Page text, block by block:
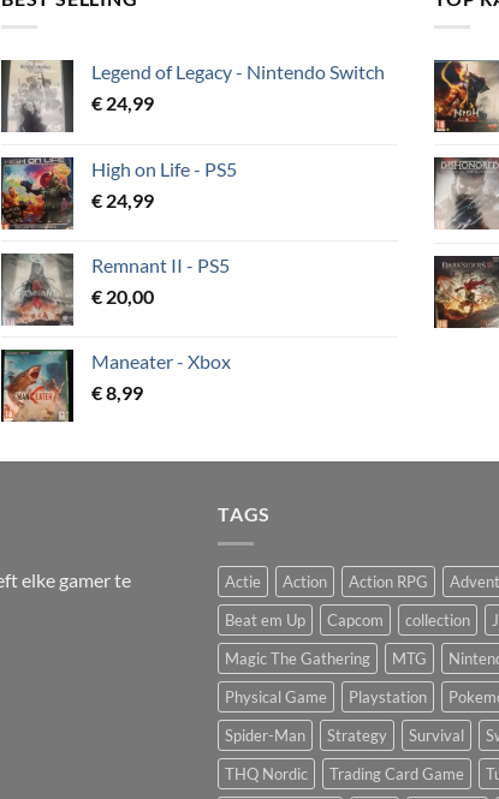
Legend of Legacy - Nintendo Switch
€ 24,99
High on Life - PS5
€ 24,99
Remnant II - PS5
€ 20,00
Maneater - Xbox
€8,99
elke gamer te
TAGS
Actie Action Action RPG
Beat em Up
Capcom collection
Magic The Gathering
MTG
Physical Game
Playstation
Spider-Man
Strategy Survival
THQ Nordic
Trading Card Game